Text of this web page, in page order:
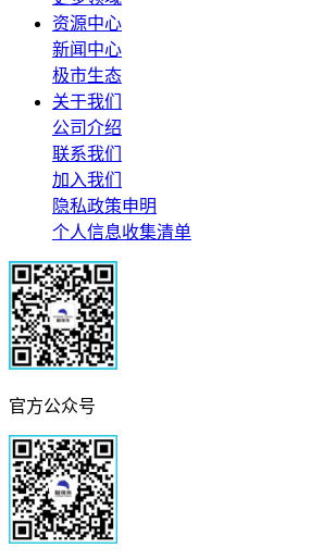
资源中心
新闻中心
极市生态
关于我们
公司介绍
联系我们
加入我们
隐私政策申明
个人信息收集清单
官方公众号